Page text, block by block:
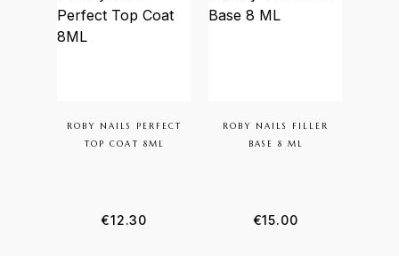
ROBY NAILS PERFECT
TOP COAT 8ML
€12.30
ROBY NAILS FILLER
BASE 8 ML
€15.00